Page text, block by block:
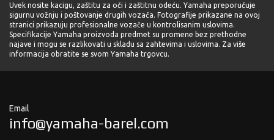
Uvek nosite kacigu, zaštitu za oči i zaštitnu odeću. Yamaha preporučuje
sigurnu vožnju i poštovanje drugih vozača. Fotografije prikazane na ovoj
stranici prikazuju profesionalne vozače u kontrolisanim uslovima.
Specifikacije Yamaha proizvoda predmet su promene bez prethodne
najave i mogu se razlikovati u skladu sa zahtevima i uslovima. Za više
informacija obratite se svom Yamaha trgovcu.
Email
info@yamaha-barel.com